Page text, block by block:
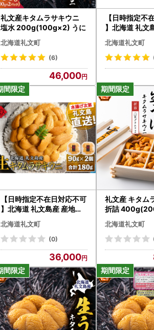
礼文産キタムラサキウニ
塩水 200g(100g×2) うに
北海道礼文町
(6)
46,000
【日時指定不
】北海道 礼文
送 鮮度抜群 塩
ラサキウニ
北海道礼文町
【日時指定不在日対応不可
】北海道 礼文島産 産地直
送 鮮度抜群 塩水 生キタム
ラサキウニ 180g（90g×2
パック）
北海道礼文町
(0)
36,000
礼文産 キタム
折詰
北海道礼文町